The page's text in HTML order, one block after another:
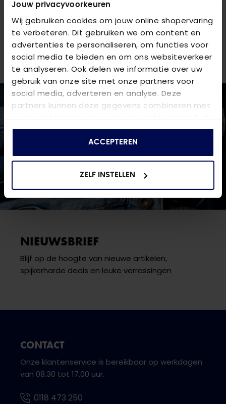
Jouw privacyvoorkeuren
Wij gebruiken cookies om jouw online shopervaring
te verbeteren. Dit gebruiken we om content en
advertenties te personaliseren, om functies voor
social media te bieden en om ons websiteverkeer
te analyseren. Ook delen we informatie over uw
gebruik van onze site met onze partners voor
social media, adverteren en analyse. Deze
partners kunnen deze gegevens combineren met
andere informatie die u aan ze heeft verstrekt of
die ze hebben verzameld op basis van uw gebruik
ACCEPTEREN
ZELF INSTELLEN
VRAGEN OVER DIT PRODUCT?
We helpen je graag verder online of in één van onze 6
winkels. Stel je vraag aan de
klantenservice
of bezoek
een van onze
winkels
NIEUWSBRIEF
Blijf op de hoogte van nieuwe artikelen,
spijkerharde deals en leuke verrassingen
CONTACT
Onze klantenservice is bereikbaar op werkdagen
van 08.30 tot 17.00 uur.
0118 473 250